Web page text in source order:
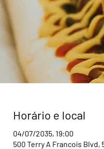
Horário e local
04/07/2035, 19:00
500 Terry A Francois Blvd,